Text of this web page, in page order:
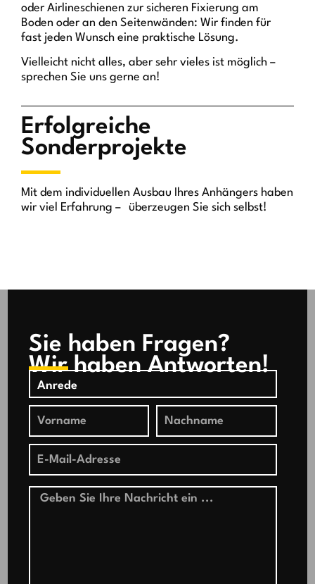
oder Airlineschienen zur sicheren Fixierung am
Boden oder an den Seitenwänden: Wir finden für
fast jeden Wunsch eine praktische Lösung.
Vielleicht nicht alles, aber sehr vieles ist möglich –
sprechen Sie uns gerne an!
Erfolgreiche
Sonderprojekte
Mit dem individuellen Ausbau Ihres Anhängers haben
wir viel Erfahrung – überzeugen Sie sich selbst!
Sie haben Fragen?
Wir haben Antworten!